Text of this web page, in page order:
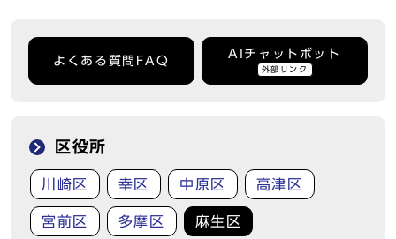
よくある質問FAQ
AIチャットボット
外部リンク
区役所
川崎区 幸区 中原区 高津区
宮前区 多摩区 麻生区